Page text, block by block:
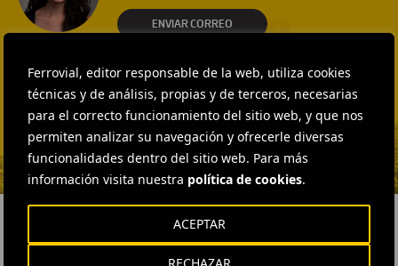
Ferrovial, editor responsable de la web, utiliza cookies
técnicas y de análisis, propias y de terceros, necesarias
para el correcto funcionamiento del sitio web, y que nos
permiten analizar su navegación y ofrecerle diversas
funcionalidades dentro del sitio web. Para más
información visita nuestra política de cookies.
ACEPTAR
ENVIAR CORREO
Fátima Gracia De
Vargas
ENVIAR CORREO